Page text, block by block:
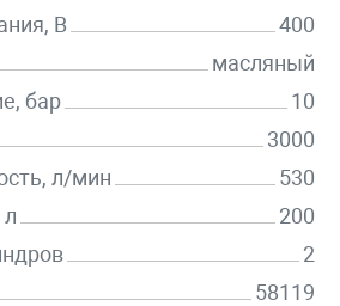
В
400
масляный
бар
10
3000
л/мин
530
200
2
58119